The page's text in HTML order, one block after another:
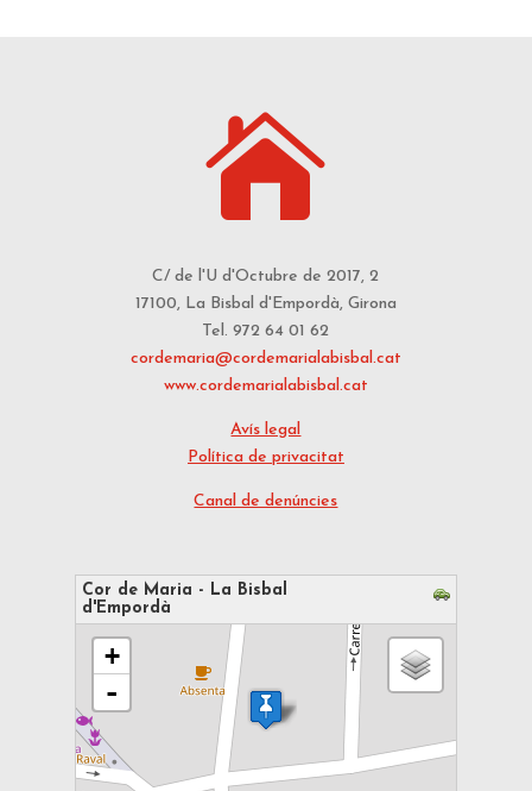

C/ de l'U d'Octubre de 2017, 2
17100, La Bisbal d'Empordà, Girona
Tel. 972 64 01 62
cordemaria@cordemarialabisbal.cat
www.cordemarialabisbal.cat
Avís legal
Política de privacitat
Canal de denúncies
Cor de Maria - La Bisbal
d'Empordà
s'està carregant el mapa - espereu...
+
-